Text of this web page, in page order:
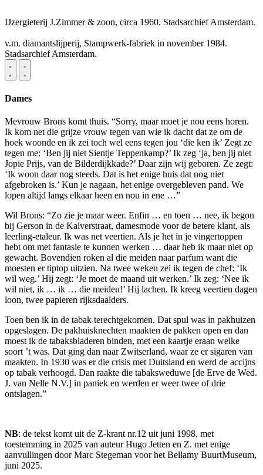
IJzergieterij J.Zimmer & zoon, circa 1960. Stadsarchief Amsterdam.
v.m. diamantslijperij, Stampwerk-fabriek in november 1984.
Stadsarchief Amsterdam.
Dames
Mevrouw Brons komt thuis. “Sorry, maar moet je nou eens horen.
Ik kom net die grijze vrouw tegen van wie ik dacht dat ze om de
hoek woonde en ik zei toch wel eens tegen jou ‘die ken ik’ Zegt ze
tegen me: ‘Ben jij niet Sientje Teppenkamp?’ Ik zeg ‘ja, ben jij niet
Jopie Prijs, van de Bilderdijkkade?’ Daar zijn wij geboren. Ze zegt:
‘Ik woon daar nog steeds. Dat is het enige huis dat nog niet
afgebroken is.’ Kun je nagaan, het enige overgebleven pand. We
lopen altijd langs elkaar heen en nou in ene …”
Wil Brons: “Zo zie je maar weer. Enfin … en toen … nee, ik begon
bij Gerson in de Kalverstraat, damesmode voor de betere klant, als
leerling-etaleur. Ik was net veertien. Als je het in je vingertoppen
hebt om met fantasie te kunnen werken … daar heb ik maar niet op
gewacht. Bovendien roken al die meiden naar parfum want die
moesten er tiptop uitzien. Na twee weken zei ik tegen de chef: ‘Ik
wil weg.’ Hij zegt: ‘Je moet de maand uit werken.’ Ik zeg: ‘Nee ik
wil niet, ik … ik … die meiden!’ Hij lachen. Ik kreeg veertien dagen
loon, twee papieren rijksdaalders.
Toen ben ik in de tabak terechtgekomen. Dat spul was in pakhuizen
opgeslagen. De pakhuisknechten maakten de pakken open en dan
moest ik de tabaksbladeren binden, met een kaartje eraan welke
soort ’t was. Dat ging dan naar Zwitserland, waar ze er sigaren van
maakten. In 1930 was er die crisis met Duitsland en werd de accijns
op tabak verhoogd. Dan raakte die tabaksweduwe [de Erve de Wed.
J. van Nelle N.V.] in paniek en werden er weer twee of drie
ontslagen.”
NB: de tekst komt uit de Z-krant nr.12 uit juni 1998, met
toestemming in 2025 van auteur Hugo Jetten en Z. met enige
aanvullingen door Marc Stegeman voor het Bellamy BuurtMuseum,
juni 2025.